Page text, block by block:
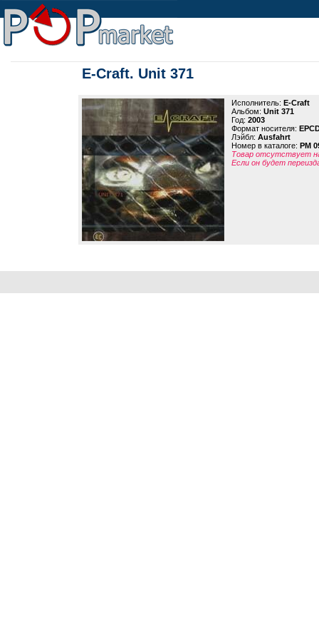
E-Craft. Unit 371
Исполнитель: E-Craft
Альбом: Unit 371
Год: 2003
Формат носителя:
Лэйбл: Ausfahrt
Номер в каталоге: PM
Товар отсутствует
Если он будет